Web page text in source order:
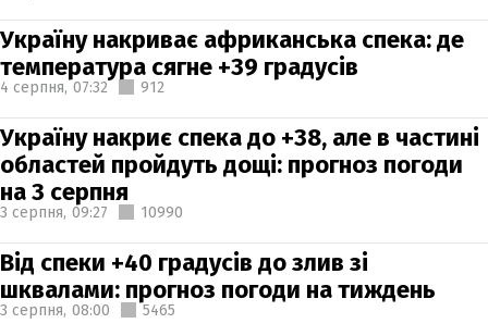
Україну накриває африканська спека: де
температура сягне +39 градусів
4 серпня, 07:32 912
Україну накриє спека до +38, але в частині
областей пройдуть дощі: прогноз погоди
на 3 серпня
3 серпня, 09:27 10990
Від спеки +40 градусів до злив зі
шквалами: прогноз погоди на тиждень
3 серпня, 08:00 5465